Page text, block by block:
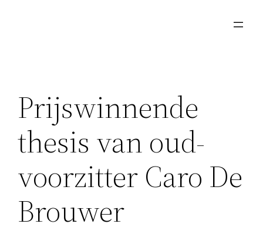
Prijswinnende
thesis van oud-
voorzitter Caro De
Brouwer